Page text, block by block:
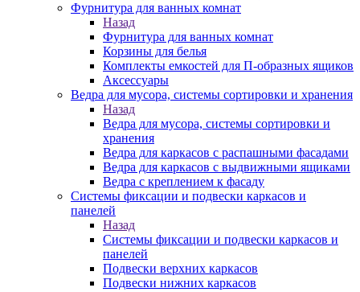
Фурнитура для ванных комнат
Назад
Фурнитура для ванных комнат
Корзины для белья
Комплекты емкостей для П-образных ящиков
Аксессуары
Ведра для мусора, системы сортировки и хранения
Назад
Ведра для мусора, системы сортировки и
хранения
Ведра для каркасов с распашными фасадами
Ведра для каркасов с выдвижными ящиками
Ведра с креплением к фасаду
Системы фиксации и подвески каркасов и
панелей
Назад
Системы фиксации и подвески каркасов и
панелей
Подвески верхних каркасов
Подвески нижних каркасов